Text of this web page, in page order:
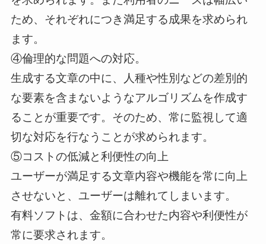
ため、それぞれにつき満足する成果を求められ
ます。
④倫理的な問題への対応。
生成する文章の中に、人種や性別などの差別的
な要素を含まないようなアルゴリズムを作成す
ることが重要です。そのため、常に監視して適
切な対応を行なうことが求められます。
⑤コストの低減と利便性の向上
ユーザーが満足する文章内容や機能を常に向上
させないと、ユーザーは離れてしまいます。
有料ソフトは、金額に合わせた内容や利便性が
常に要求されます。